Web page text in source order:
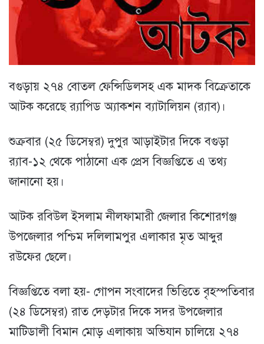
বগুড়ায় ২৭৪ বোতল ফেন্সিডিলসহ এক মাদক বিক্রেতাকে
আটক করেছে র‌্যাপিড অ্যাকশন ব্যাটালিয়ন (র‌্যাব)।
শুক্রবার (২৫ ডিসেম্বর) দুপুর আড়াইটার দিকে বগুড়া
র‌্যাব-১২ থেকে পাঠানো এক প্রেস বিজ্ঞপ্তিতে এ তথ্য
জানানো হয়।
আটক রবিউল ইসলাম নীলফামারী জেলার কিশোরগঞ্জ
উপজেলার পশ্চিম দলিলামপুর এলাকার মৃত আব্দুর
রউফের ছেলে।
বিজ্ঞপ্তিতে বলা হয়- গোপন সংবাদের ভিত্তিতে বৃহস্পতিবার
(২৪ ডিসেম্বর) রাত দেড়টার দিকে সদর উপজেলার
মাটিডালী বিমান মোড় এলাকায় অভিযান চালিয়ে ২৭৪